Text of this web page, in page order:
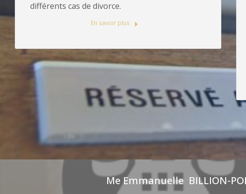
différents cas de divorce.
En savoir plus
Me Emmanuelle BILLION-